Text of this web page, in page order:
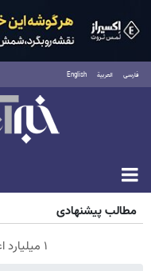
فارسی العربية English
جمعه ۱۶ مرداد ۱۴۰۵
مطالب پیشنهادی
۱ میلیارد اعتبار خرید طلا | بدون ضامن و چک